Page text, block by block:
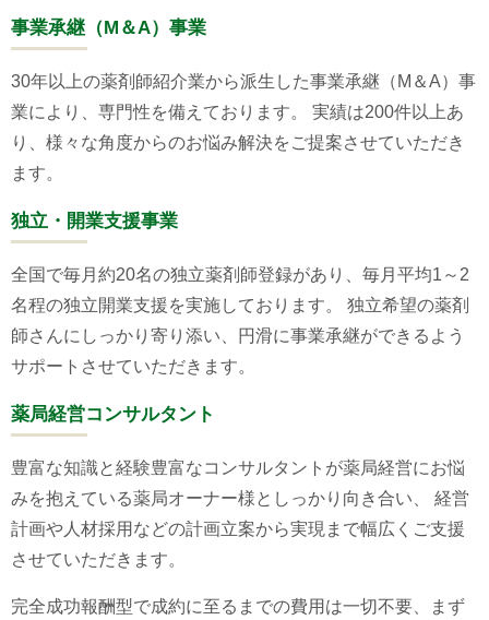
事業承継（M＆A）事業
30年以上の薬剤師紹介業から派生した事業承継（M＆A）事
業により、専門性を備えております。 実績は200件以上あ
り、様々な角度からのお悩み解決をご提案させていただき
ます。
独立・開業支援事業
全国で毎月約20名の独立薬剤師登録があり、毎月平均1～2
名程の独立開業支援を実施しております。 独立希望の薬剤
師さんにしっかり寄り添い、円滑に事業承継ができるよう
サポートさせていただきます。
薬局経営コンサルタント
豊富な知識と経験豊富なコンサルタントが薬局経営にお悩
みを抱えている薬局オーナー様としっかり向き合い、 経営
計画や人材採用などの計画立案から実現まで幅広くご支援
させていただきます。
完全成功報酬型で成約に至るまでの費用は一切不要、まず